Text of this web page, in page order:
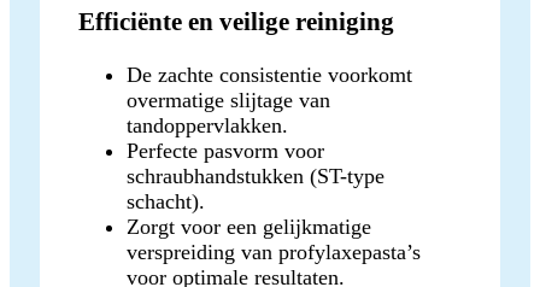
Efficiënte en veilige reiniging
De zachte consistentie voorkomt
overmatige slijtage van
tandoppervlakken.
Perfecte pasvorm voor
schraubhandstukken (ST-type
schacht).
Zorgt voor een gelijkmatige
verspreiding van profylaxepasta’s
voor optimale resultaten.